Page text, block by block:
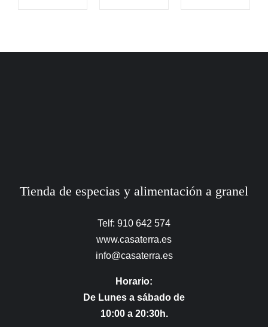
Tienda de especias y alimentación a granel
Telf: 910 642 574
www.casaterra.es
info@casaterra.es
Horario:
De Lunes a sábado de
10:00 a 20:30h.